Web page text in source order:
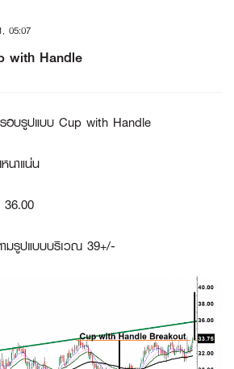
05:07
with Handle
อบรูปแบบ Cup with Handle
นาแน่น
36.00
ามรูปแบบบริเวณ 39+/-